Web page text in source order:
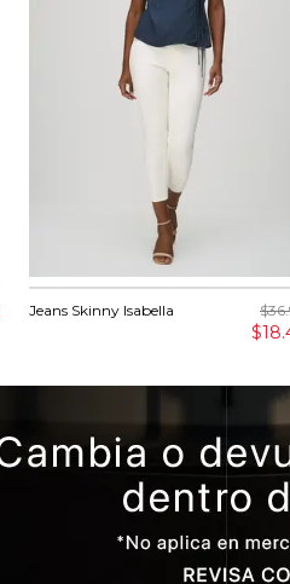
Jeans Skinny Isabella